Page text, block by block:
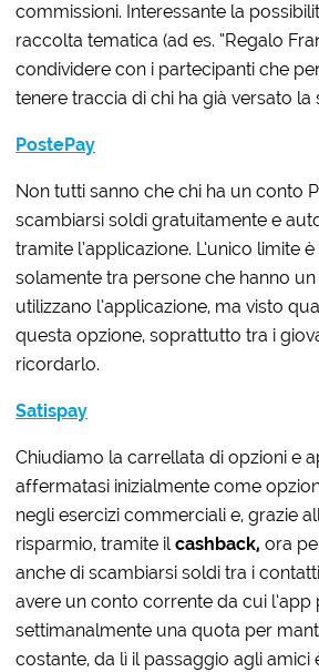
commissioni. Interessante la
raccolta tematica (ad es. “Regalo
condividere con i partecipanti che
tenere traccia di chi ha già versato la
PostePay
Non tutti sanno che chi ha un conto
scambiarsi soldi gratuitamente e
tramite l’applicazione. L’unico limite
solamente tra persone che hanno
utilizzano l’applicazione, ma visto
questa opzione, soprattutto tra i
ricordarlo.
Satispay
Chiudiamo la carrellata di opzioni e
affermatasi inizialmente come
negli esercizi commerciali e, grazie
risparmio, tramite ilcashback, ora
anche di scambiarsi soldi tra i
avere un conto corrente da cui l’app
settimanalmente una quota per
costante, da lì il passaggio agli amici